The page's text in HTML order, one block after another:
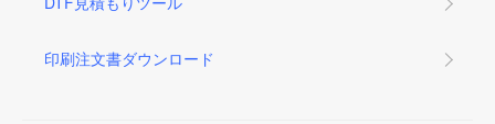
印刷注文書ダウンロード